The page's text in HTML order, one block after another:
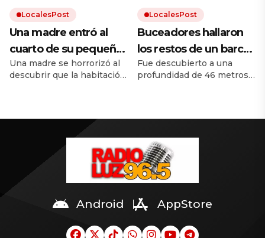
LocalesPost
Una madre entró al
cuarto de su pequeña
hija y se encontró con
una invasión de arañas
Una madre se horrorizó al
descubrir que la habitación
cantidad de arañas. Mirá el
LocalesPost
Buceadores hallaron
los restos de un barco
hundido hace 2300
años con centenas de
Fue descubierto a una
profundidad de 46 metros.
portuaria italiana.
Android AppStore